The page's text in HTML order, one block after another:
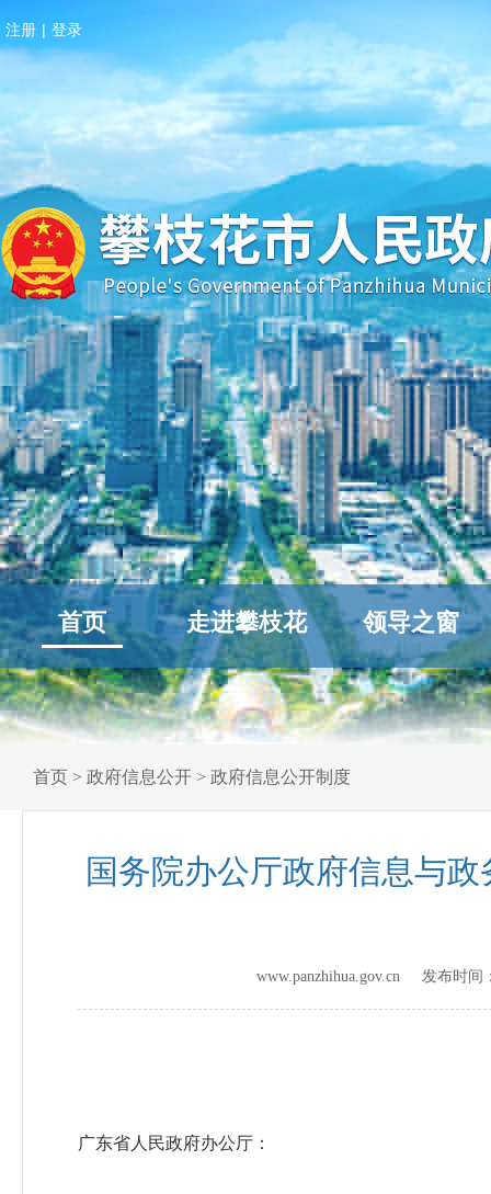
注册 | 登录
首页 走进攀枝花 领导之窗
首页 > 政府信息公开 > 政府信息公开制度
国务院办公厅政府信息与
www.panzhihua.gov.cn 发布时间
广东省人民政府办公厅：